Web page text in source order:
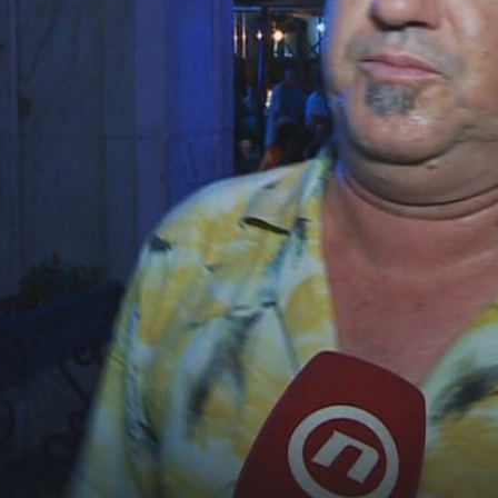
+21
VELIKI DOMAĆI HIT
Misica Laura pokazala koju je pjesmu
slušala prije nego što je pokorila pistu
svjetskog izbora!